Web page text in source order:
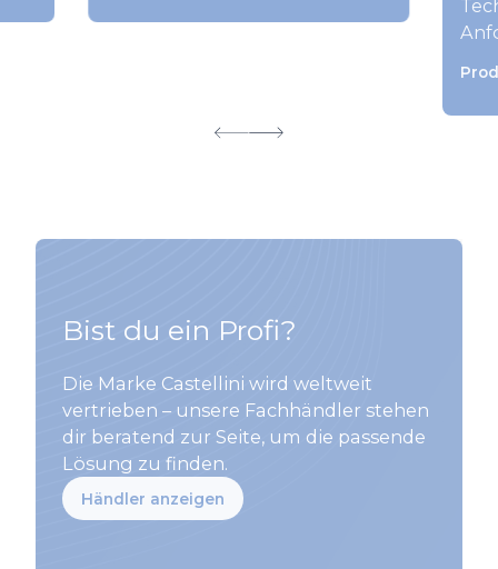
Bist du ein Profi?
Die Marke Castellini wird weltweit
vertrieben – unsere Fachhändler stehen
dir beratend zur Seite, um die passende
Lösung zu finden.
Händler anzeigen